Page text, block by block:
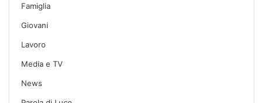
Famiglia
Giovani
Lavoro
Media e TV
News